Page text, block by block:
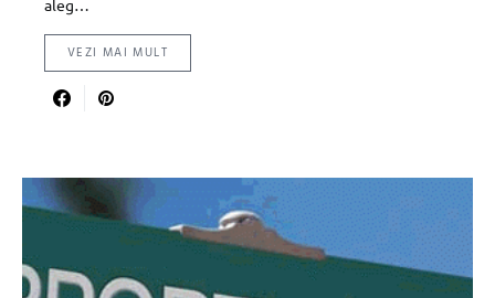
aleg…
VEZI MAI MULT